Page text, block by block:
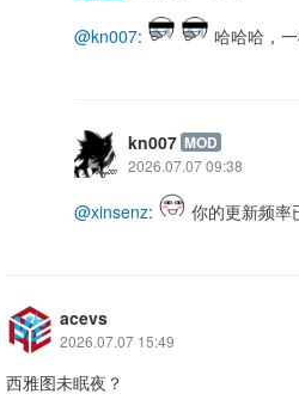
@kn007: 哈哈哈，
kn007 MOD
2026.07.07 09:38
@xinsenz: 你的更新频率
acevs
2026.07.07 15:49
西雅图未眠夜？